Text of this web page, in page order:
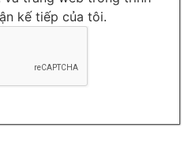
kế tiếp của tôi.